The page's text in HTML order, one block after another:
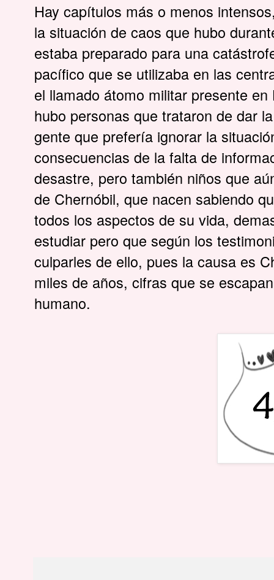
Hay capítulos más o menos
la situación de caos que hubo
estaba preparado para una
pacífico que se utilizaba en las
el llamado átomo militar presente
hubo personas que trataron de dar
gente que prefería ignorar la
consecuencias de la falta de
desastre, pero también niños que
de Chernóbil, que nacen sabiendo
todos los aspectos de su vida,
estudiar pero que según los
culparles de ello, pues la causa es
miles de años, cifras que se
humano.